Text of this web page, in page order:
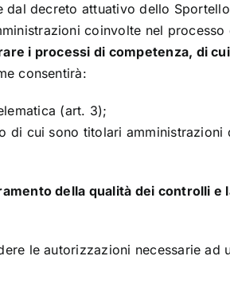
decreto attuativo dello
coinvolte nel
i processi di competenza, di
consentirà:
(art. 3);
cui sono titolari amministrazioni
della qualità dei controlli e
le autorizzazioni necessarie ad